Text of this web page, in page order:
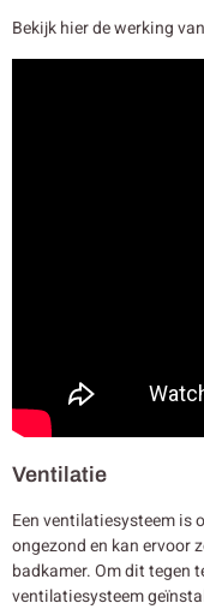
Bekijk hier de werking
Ventilatie
Een ventilatiesysteem is
ongezond en kan ervoor
badkamer. Om dit tegen
ventilatiesysteem